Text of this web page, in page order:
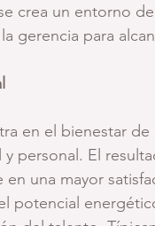
crea un entorno
gerencia para
en el bienestar
personal. El
una mayor
potencial